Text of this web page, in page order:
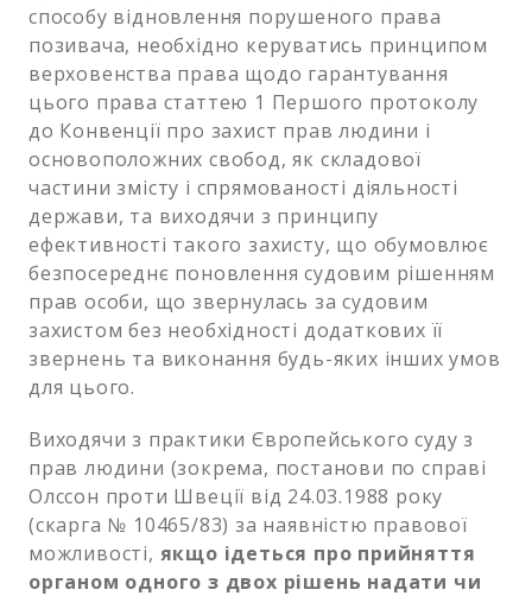
способу відновлення порушеного права
позивача, необхідно керуватись принципом
верховенства права щодо гарантування
цього права статтею 1 Першого протоколу
до Конвенції про захист прав людини і
основоположних свобод, як складової
частини змісту і спрямованості діяльності
держави, та виходячи з принципу
ефективності такого захисту, що обумовлює
безпосереднє поновлення судовим рішенням
прав особи, що звернулась за судовим
захистом без необхідності додаткових її
звернень та виконання будь-яких інших умов
для цього.
Виходячи з практики Європейського суду з
прав людини (зокрема, постанови по справі
Олссон проти Швеції від 24.03.1988 року
(скарга № 10465/83) за наявністю правової
можливості, якщо ідеться про прийняття
органом одного з двох рішень надати чи